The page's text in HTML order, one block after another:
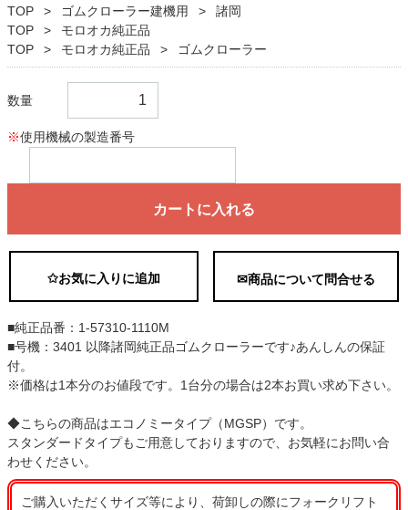
TOP
ゴムクローラー建機用
諸岡
TOP
モロオカ純正品
TOP
モロオカ純正品 ゴムクローラー
数量
※使用機械の製造番号
カートに入れる
✩お気に入りに追加 ✉商品について問合せる
■純正品番：1-57310-1110M
■号機：3401 以降諸岡純正品ゴムクローラーです♪あんしんの保証
付。
※価格は1本分のお値段です。1台分の場合は2本お買い求め下さい。
◆こちらの商品はエコノミータイプ（MGSP）です。
スタンダードタイプもご用意しておりますので、お気軽にお問い合
わせください。
ご購入いただくサイズ等により、荷卸しの際にフォークリフト